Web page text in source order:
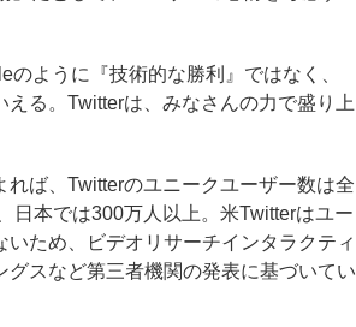
ように『技術的な勝利』ではなく、
える。Twitterは、みなさんの力で盛り上
ば、Twitterのユニークユーザー数は全
日本では300万人以上。米Twitterはユー
いため、ビデオリサーチインタラクティ
グスなど第三者機関の発表に基づいてい